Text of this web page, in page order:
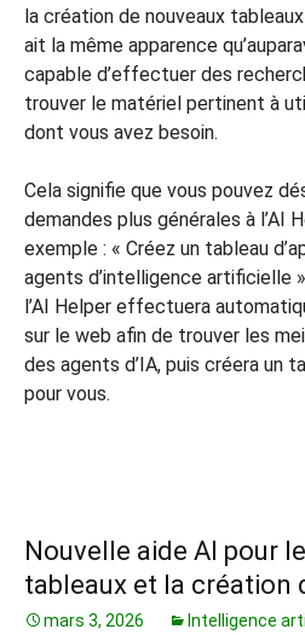
la création de nouveaux
ait la même apparence
capable d’effectuer des
trouver le matériel pertinent à
dont vous avez besoin.
Cela signifie que vous pouvez
demandes plus générales à l’AI
exemple : « Créez un tableau
agents d’intelligence artificielle
l’AI Helper effectuera
sur le web afin de trouver les
des agents d’IA, puis créera un
pour vous.
Nouvelle aide AI pour
tableaux et la création
mars 3, 2026 Intelligence